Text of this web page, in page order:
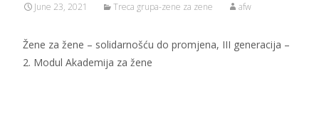
June 23, 2021 Treca grupa-zene za zene afw
Žene za žene – solidarnošću do promjena, III generacija –
2. Modul Akademija za žene